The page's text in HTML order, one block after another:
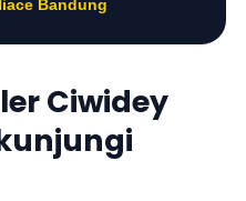
Bandung
Ciwidey